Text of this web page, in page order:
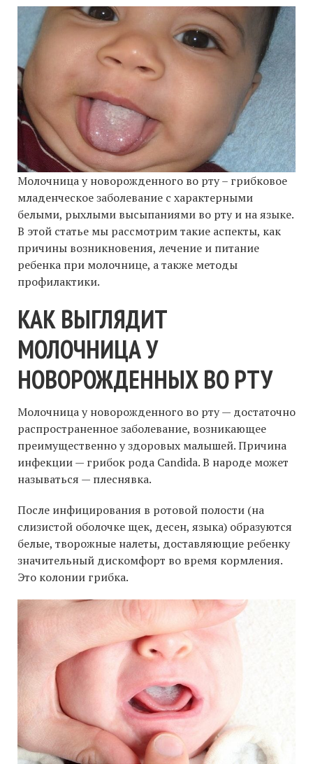
Молочница у новорожденного во рту – грибковое
младенческое заболевание с характерными
белыми, рыхлыми высыпаниями во рту и на языке.
В этой статье мы рассмотрим такие аспекты, как
причины возникновения, лечение и питание
ребенка при молочнице, а также методы
профилактики.
КАК ВЫГЛЯДИТ
МОЛОЧНИЦА У
НОВОРОЖДЕННЫХ ВО РТУ
Молочница у новорожденного во рту — достаточно
распространенное заболевание, возникающее
преимущественно у здоровых малышей. Причина
инфекции — грибок рода Candida. В народе может
называться — плеснявка.
После инфицирования в ротовой полости (на
слизистой оболочке щек, десен, языка) образуются
белые, творожные налеты, доставляющие ребенку
значительный дискомфорт во время кормления.
Это колонии грибка.